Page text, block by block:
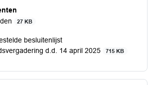
27 KB
besluitenlijst
d.d. 14 april 2025
715 KB